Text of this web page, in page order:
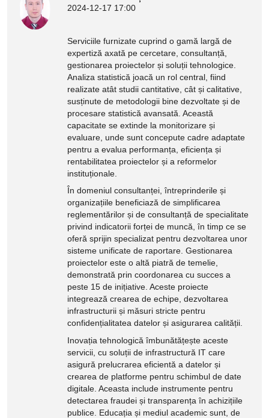
2024-12-17 17:00
Serviciile furnizate cuprind o gamă largă de
expertiză axată pe cercetare, consultanță,
gestionarea proiectelor și soluții tehnologice.
Analiza statistică joacă un rol central, fiind
realizate atât studii cantitative, cât și calitative,
susținute de metodologii bine dezvoltate și de
procesare statistică avansată. Această
capacitate se extinde la monitorizare și
evaluare, unde sunt concepute cadre adaptate
pentru a evalua performanța, eficiența și
rentabilitatea proiectelor și a reformelor
instituționale.
În domeniul consultanței, întreprinderile și
organizațiile beneficiază de simplificarea
reglementărilor și de consultanță de specialitate
privind indicatorii forței de muncă, în timp ce se
oferă sprijin specializat pentru dezvoltarea unor
sisteme unificate de raportare. Gestionarea
proiectelor este o altă piatră de temelie,
demonstrată prin coordonarea cu succes a
peste 15 de inițiative. Aceste proiecte
integrează crearea de echipe, dezvoltarea
infrastructurii și măsuri stricte pentru
confidențialitatea datelor și asigurarea calității.
Inovația tehnologică îmbunătățește aceste
servicii, cu soluții de infrastructură IT care
asigură prelucrarea eficientă a datelor și
crearea de platforme pentru schimbul de date
digitale. Aceasta include instrumente pentru
detectarea fraudei și transparența în achizițiile
publice. Educația și mediul academic sunt, de